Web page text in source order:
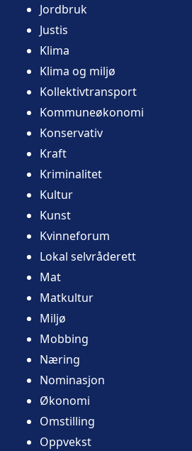
Jordbruk
Justis
Klima
Klima og miljø
Kollektivtransport
Kommuneøkonomi
Konservativ
Kraft
Kriminalitet
Kultur
Kunst
Kvinneforum
Lokal selvråderett
Mat
Matkultur
Miljø
Mobbing
Næring
Nominasjon
Økonomi
Omstilling
Oppvekst